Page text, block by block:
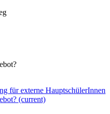
für externe HauptschülerInnen
(current)